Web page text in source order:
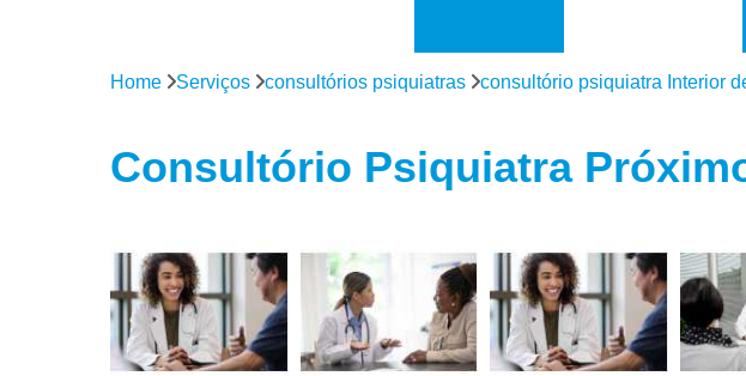
dependência
Tratamentos
Tratamentos
para fobias
para insônia
Tratamentos
para
transtorno
bipolar
Home Serviços consultórios psiquiatras consultório psiquiatra Interior
Consultório Psiquiatra